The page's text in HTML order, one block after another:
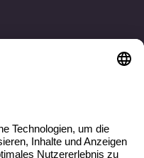
unverwechselbar